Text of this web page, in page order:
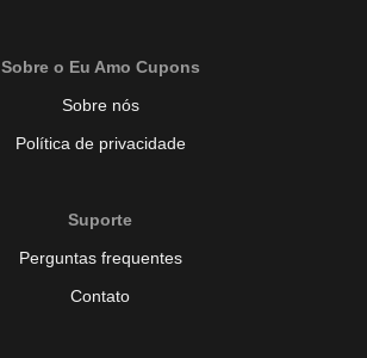
Sobre o Eu Amo Cupons
Sobre nós
Política de privacidade
Suporte
Perguntas frequentes
Contato